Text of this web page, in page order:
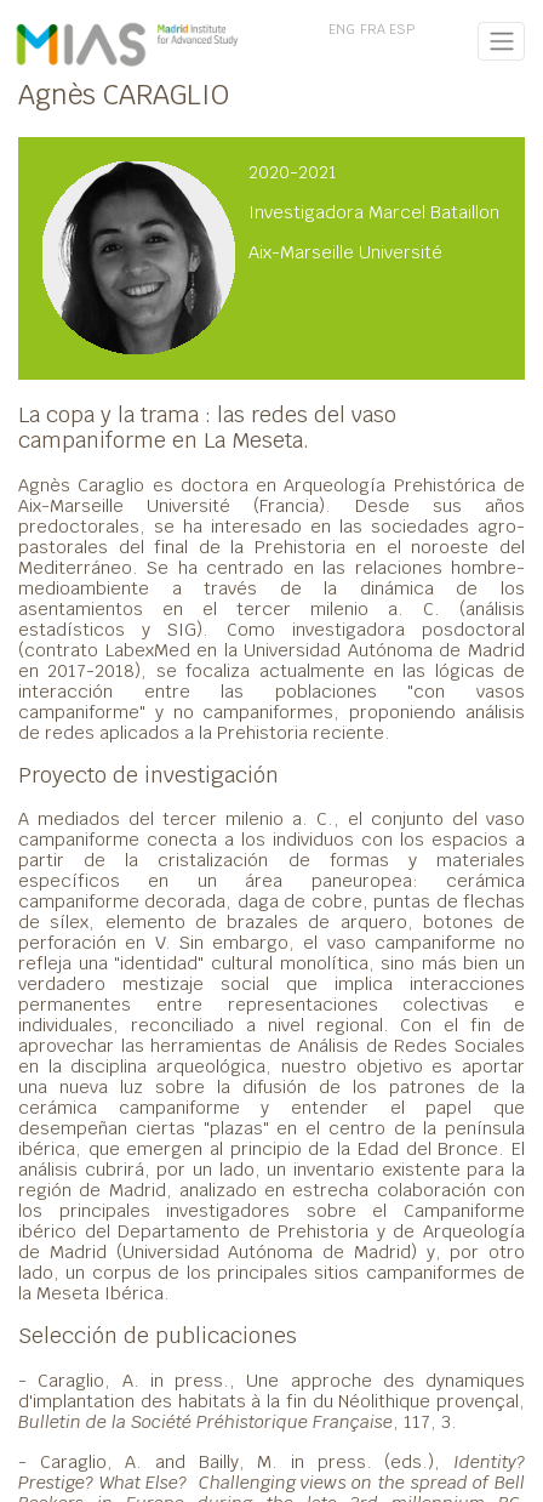
ENG FRA ESP
Agnès CARAGLIO
2020-2021
Investigadora Marcel Bataillon
Aix-Marseille Université
La copa y la trama : las redes del vaso
campaniforme en La Meseta.
Agnès Caraglio es doctora en Arqueología Prehistórica de
Aix-Marseille Université (Francia). Desde sus años
predoctorales, se ha interesado en las sociedades agro-
pastorales del final de la Prehistoria en el noroeste del
Mediterráneo. Se ha centrado en las relaciones hombre-
medioambiente a través de la dinámica de los
asentamientos en el tercer milenio a. C. (análisis
estadísticos y SIG). Como investigadora posdoctoral
(contrato LabexMed en la Universidad Autónoma de Madrid
en 2017-2018), se focaliza actualmente en las lógicas de
interacción entre las poblaciones "con vasos
campaniforme" y no campaniformes, proponiendo análisis
de redes aplicados a la Prehistoria reciente.
Proyecto de investigación
A mediados del tercer milenio a. C., el conjunto del vaso
campaniforme conecta a los individuos con los espacios a
partir de la cristalización de formas y materiales
específicos en un área paneuropea: cerámica
campaniforme decorada, daga de cobre, puntas de flechas
de sílex, elemento de brazales de arquero, botones de
perforación en V. Sin embargo, el vaso campaniforme no
refleja una "identidad" cultural monolítica, sino más bien un
verdadero mestizaje social que implica interacciones
permanentes entre representaciones colectivas e
individuales, reconciliado a nivel regional. Con el fin de
aprovechar las herramientas de Análisis de Redes Sociales
en la disciplina arqueológica, nuestro objetivo es aportar
una nueva luz sobre la difusión de los patrones de la
cerámica campaniforme y entender el papel que
desempeñan ciertas "plazas" en el centro de la península
ibérica, que emergen al principio de la Edad del Bronce. El
análisis cubrirá, por un lado, un inventario existente para la
región de Madrid, analizado en estrecha colaboración con
los principales investigadores sobre el Campaniforme
ibérico del Departamento de Prehistoria y de Arqueología
de Madrid (Universidad Autónoma de Madrid) y, por otro
lado, un corpus de los principales sitios campaniformes de
la Meseta Ibérica.
Selección de publicaciones
- Caraglio, A. in press., Une approche des dynamiques
d'implantation des habitats à la fin du Néolithique provençal,
Bulletin de la Société Préhistorique Française , 117, 3.
- Caraglio, A. and Bailly, M. in press. (eds.), Identity?
Prestige? What Else? Challenging views on the spread of Bell